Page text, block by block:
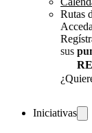
Rutas
sus
Iniciativas